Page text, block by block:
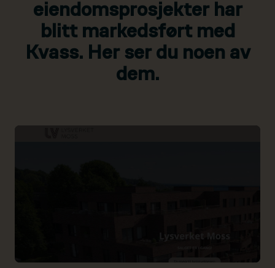
eiendomsprosjekter har
blitt markedsført med
Kvass. Her ser du noen av
dem.